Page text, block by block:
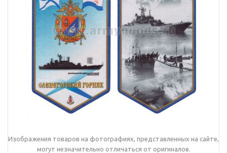
Изображения товаров на фотографиях, представленных на сайте,
могут незначительно отличаться от оригиналов.